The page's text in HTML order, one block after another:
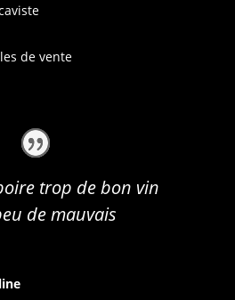
de vente
trop de bon vin
de mauvais